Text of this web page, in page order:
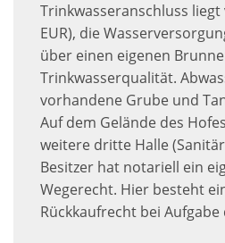
Trinkwasseranschluss liegt
EUR), die
über einen eigenen
Trinkwasserqualität.
vorhandene Grube und
Auf dem Gelände des
weitere dritte Halle
Besitzer hat notariell ein
Wegerecht. Hier besteht
Rückkaufrecht bei Aufgabe